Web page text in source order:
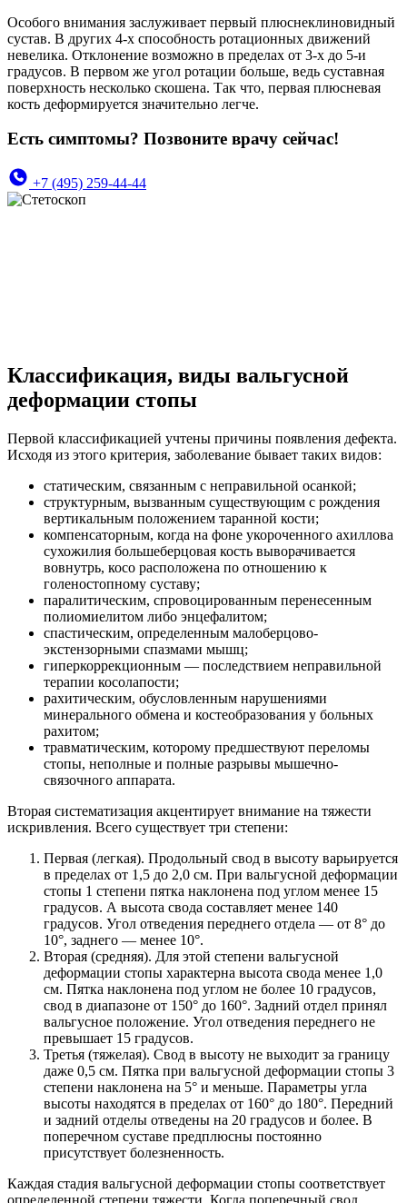
Особого внимания заслуживает первый плюснеклиновидный
сустав. В других 4-х способность ротационных движений
невелика. Отклонение возможно в пределах от 3-х до 5-и
градусов. В первом же угол ротации больше, ведь суставная
поверхность несколько скошена. Так что, первая плюсневая
кость деформируется значительно легче.
Есть симптомы? Позвоните врачу сейчас!
+7 (495) 259-44-44
Классификация, виды вальгусной
деформации стопы
Первой классификацией учтены причины появления дефекта.
Исходя из этого критерия, заболевание бывает таких видов:
статическим, связанным с неправильной осанкой;
структурным, вызванным существующим с рождения
вертикальным положением таранной кости;
компенсаторным, когда на фоне укороченного ахиллова
сухожилия большеберцовая кость выворачивается
вовнутрь, косо расположена по отношению к
голеностопному суставу;
паралитическим, спровоцированным перенесенным
полиомиелитом либо энцефалитом;
спастическим, определенным малоберцово-
экстензорными спазмами мышц;
гиперкоррекционным — последствием неправильной
терапии косолапости;
рахитическим, обусловленным нарушениями
минерального обмена и костеобразования у больных
рахитом;
травматическим, которому предшествуют переломы
стопы, неполные и полные разрывы мышечно-
связочного аппарата.
Вторая систематизация акцентирует внимание на тяжести
искривления. Всего существует три степени:
Первая (легкая). Продольный свод в высоту варьируется
в пределах от 1,5 до 2,0 см. При вальгусной деформации
стопы 1 степени пятка наклонена под углом менее 15
градусов. А высота свода составляет менее 140
градусов. Угол отведения переднего отдела — от 8° до
10°, заднего — менее 10°.
Вторая (средняя). Для этой степени вальгусной
деформации стопы характерна высота свода менее 1,0
см. Пятка наклонена под углом не более 10 градусов,
свод в диапазоне от 150° до 160°. Задний отдел принял
вальгусное положение. Угол отведения переднего не
превышает 15 градусов.
Третья (тяжелая). Свод в высоту не выходит за границу
даже 0,5 см. Пятка при вальгусной деформации стопы 3
степени наклонена на 5° и меньше. Параметры угла
высоты находятся в пределах от 160° до 180°. Передний
и задний отделы отведены на 20 градусов и более. В
поперечном суставе предплюсны постоянно
присутствует болезненность.
Каждая стадия вальгусной деформации стопы соответствует
определенной степени тяжести. Когда поперечный свод